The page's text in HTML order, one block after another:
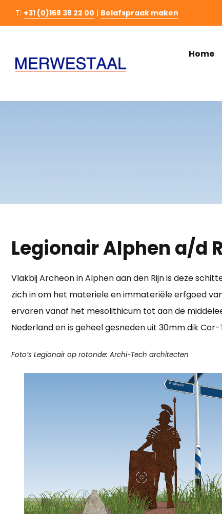
naar
T: +31 (0)168 38 22 00 | Belafspraak maken
Home
Legionair Alphen a/d
Vlakbij Archeon in Alphen aan den Rijn is deze
zich in om het materiele en immateriële erfgoed
ervaren vanaf het mesolithicum tot aan de
Nederland en is geheel gesneden uit 30mm dik
Foto’s Legionair op rotonde: Archi-Tech architecten